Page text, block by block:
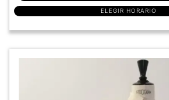
ELEGIR HORARIO